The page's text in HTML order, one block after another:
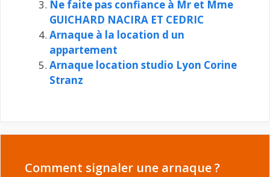
Ne faite pas confiance à Mr et Mme
GUICHARD NACIRA ET CEDRIC
Arnaque à la location d un
appartement
Arnaque location studio Lyon Corine
Stranz
Comment signaler une arnaque ?